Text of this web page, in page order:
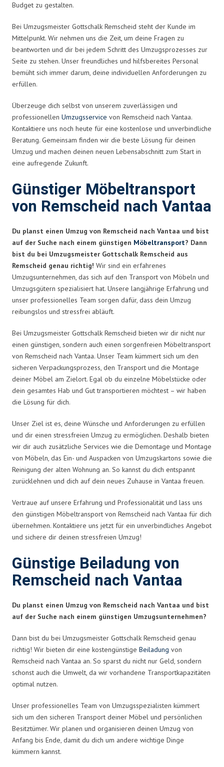
Budget zu gestalten.
Bei Umzugsmeister Gottschalk Remscheid steht der Kunde im
Mittelpunkt. Wir nehmen uns die Zeit, um deine Fragen zu
beantworten und dir bei jedem Schritt des Umzugsprozesses zur
Seite zu stehen. Unser freundliches und hilfsbereites Personal
bemüht sich immer darum, deine individuellen Anforderungen zu
erfüllen.
Überzeuge dich selbst von unserem zuverlässigen und
professionellen Umzugsservice von Remscheid nach Vantaa.
Kontaktiere uns noch heute für eine kostenlose und unverbindliche
Beratung. Gemeinsam finden wir die beste Lösung für deinen
Umzug und machen deinen neuen Lebensabschnitt zum Start in
eine aufregende Zukunft.
Günstiger Möbeltransport
von Remscheid nach Vantaa
Du planst einen Umzug von Remscheid nach Vantaa und bist
auf der Suche nach einem günstigen Möbeltransport? Dann
bist du bei Umzugsmeister Gottschalk Remscheid aus
Remscheid genau richtig! Wir sind ein erfahrenes
Umzugsunternehmen, das sich auf den Transport von Möbeln und
Umzugsgütern spezialisiert hat. Unsere langjährige Erfahrung und
unser professionelles Team sorgen dafür, dass dein Umzug
reibungslos und stressfrei abläuft.
Bei Umzugsmeister Gottschalk Remscheid bieten wir dir nicht nur
einen günstigen, sondern auch einen sorgenfreien Möbeltransport
von Remscheid nach Vantaa. Unser Team kümmert sich um den
sicheren Verpackungsprozess, den Transport und die Montage
deiner Möbel am Zielort. Egal ob du einzelne Möbelstücke oder
dein gesamtes Hab und Gut transportieren möchtest – wir haben
die Lösung für dich.
Unser Ziel ist es, deine Wünsche und Anforderungen zu erfüllen
und dir einen stressfreien Umzug zu ermöglichen. Deshalb bieten
wir dir auch zusätzliche Services wie die Demontage und Montage
von Möbeln, das Ein- und Auspacken von Umzugskartons sowie die
Reinigung der alten Wohnung an. So kannst du dich entspannt
zurücklehnen und dich auf dein neues Zuhause in Vantaa freuen.
Vertraue auf unsere Erfahrung und Professionalität und lass uns
den günstigen Möbeltransport von Remscheid nach Vantaa für dich
übernehmen. Kontaktiere uns jetzt für ein unverbindliches Angebot
und sichere dir deinen stressfreien Umzug!
Günstige Beiladung von
Remscheid nach Vantaa
Du planst einen Umzug von Remscheid nach Vantaa und bist
auf der Suche nach einem günstigen Umzugsunternehmen?
Dann bist du bei Umzugsmeister Gottschalk Remscheid genau
richtig! Wir bieten dir eine kostengünstige Beiladung von
Remscheid nach Vantaa an. So sparst du nicht nur Geld, sondern
schonst auch die Umwelt, da wir vorhandene Transportkapazitäten
optimal nutzen.
Unser professionelles Team von Umzugsspezialisten kümmert
sich um den sicheren Transport deiner Möbel und persönlichen
Besitztümer. Wir planen und organisieren deinen Umzug von
Anfang bis Ende, damit du dich um andere wichtige Dinge
kümmern kannst.